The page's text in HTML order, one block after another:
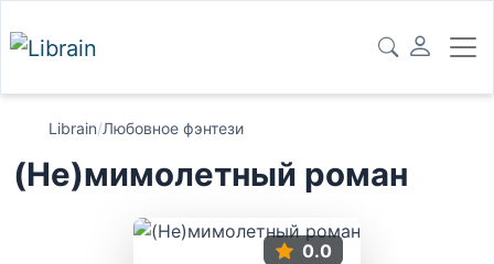
Librain/Любовное фэнтези
(Не)мимолетный роман
0.0